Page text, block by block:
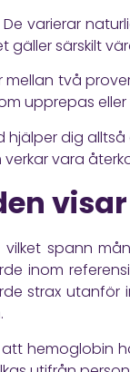
De varierar
gäller särskilt
två
upprepas
dig alltså
vara
vilket spann
inom
strax
att hemoglobin